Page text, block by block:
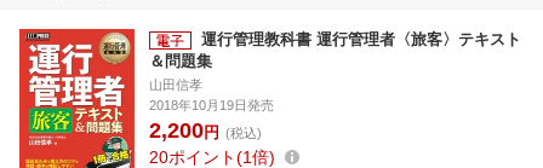
運行管理教科書 運行管理者〈旅客〉テキスト
＆問題集
山田信孝
2018年10月19日発売
2,200円 (税込)
20ポイント 1倍